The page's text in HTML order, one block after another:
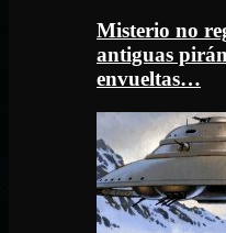
Misterio no
antiguas
envueltas…